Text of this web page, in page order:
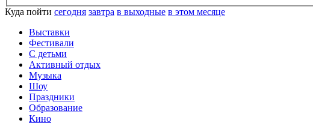
Куда пойти сегодня завтра в выходные в этом месяце
Выставки
Фестивали
С детьми
Активный отдых
Музыка
Шоу
Праздники
Образование
Кино